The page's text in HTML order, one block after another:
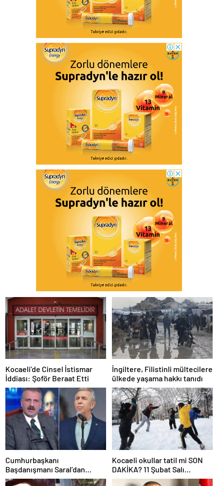
Kocaeli’de Cinsel İstismar
İddiası: Şoför Beraat Etti
İngiltere, Filistinli mültecilere
ülkede yaşama hakkı tanıdı
Cumhurbaşkanı
Başdanışmanı Saral’dan
gündem yaratacak Mansur
Kocaeli okullar tatil mi SON
DAKİKA? 11 Şubat Salı
Kocaeli’de okul yok mu